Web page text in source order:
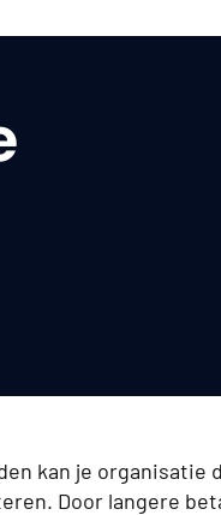
kan je organisatie
Door langere